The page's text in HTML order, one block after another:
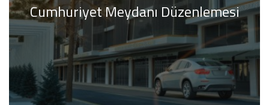
Cumhuriyet Meydanı Düzenlemesi